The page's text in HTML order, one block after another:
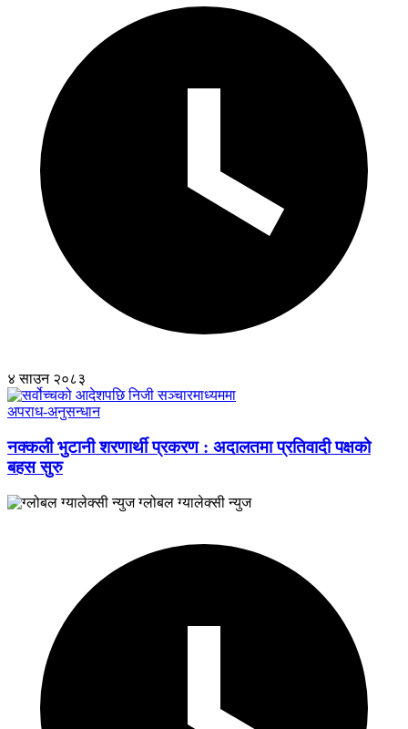
४ साउन २०८३
अपराध-अनुसन्धान
नक्कली भुटानी शरणार्थी प्रकरण : अदालतमा प्रतिवादी पक्षको
बहस सुरु
ग्लोबल ग्यालेक्सी न्युज